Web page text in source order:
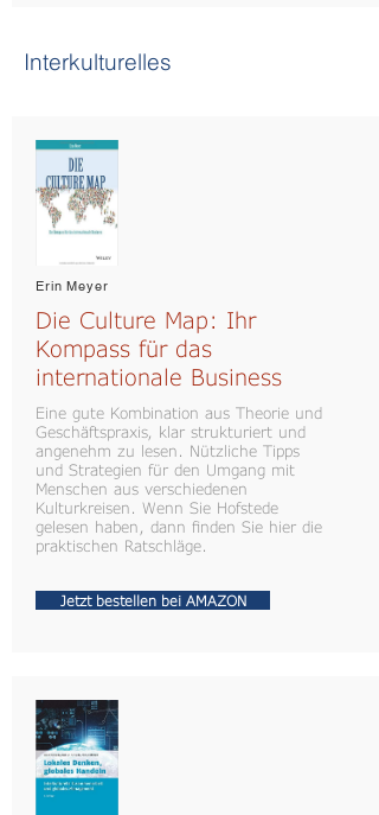
Interkulturelles
Erin Meyer
Die Culture Map: Ihr
Kompass für das
internationale Business
Eine gute Kombination aus Theorie und
Geschäftspraxis, klar strukturiert und
angenehm zu lesen. Nützliche Tipps
und Strategien für den Umgang mit
Menschen aus verschiedenen
Kulturkreisen. Wenn Sie Hofstede
gelesen haben, dann finden Sie hier die
praktischen Ratschläge.
Jetzt bestellen bei AMAZON